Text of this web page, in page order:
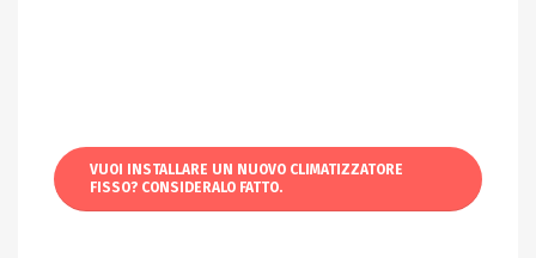
VUOI INSTALLARE UN NUOVO CLIMATIZZATORE
FISSO? CONSIDERALO FATTO.